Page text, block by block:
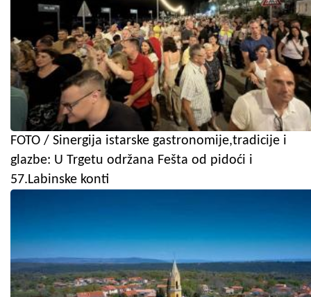
FOTO / Sinergija istarske gastronomije,tradicije i
glazbe: U Trgetu održana Fešta od pidoći i
57.Labinske konti